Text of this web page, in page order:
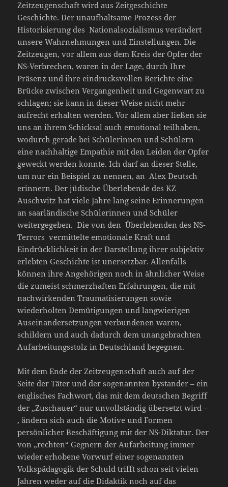
Zeitzeugenschaft wird aus Zeitgeschichte
Geschichte. Der unaufhaltsame Prozess der
Historisierung des Nationalsozialismus verändert
unsere Wahrnehmungen und Einstellungen. Die
Zeitzeugen, vor allem aus dem Kreis der Opfer der
NS-Verbrechen, waren in der Lage, durch Ihre
Präsenz und ihre eindrucksvollen Berichte eine
Brücke zwischen Vergangenheit und Gegenwart zu
schlagen; sie kann in dieser Weise nicht mehr
aufrecht erhalten werden. Vor allem aber ließen sie
uns an ihrem Schicksal auch emotional teilhaben,
wodurch gerade bei Schülerinnen und Schülern
eine nachhaltige Empathie mit den Leiden der Opfer
geweckt werden konnte. Ich darf an dieser Stelle,
um nur ein Beispiel zu nennen, an Alex Deutsch
erinnern. Der jüdische Überlebende des KZ
Auschwitz hat viele Jahre lang seine Erinnerungen
an saarländische Schülerinnen und Schüler
weitergegeben. Die von den Überlebenden des NS-
Terrors vermittelte emotionale Kraft und
Eindrücklichkeit in der Darstellung ihrer subjektiv
erlebten Geschichte ist unersetzbar. Allenfalls
können ihre Angehörigen noch in ähnlicher Weise
die zumeist schmerzhaften Erfahrungen, die mit
nachwirkenden Traumatisierungen sowie
wiederholten Demütigungen und langwierigen
Auseinandersetzungen verbundenen waren,
schildern und auch dadurch dem unangebrachten
Aufarbeitungsstolz in Deutschland begegnen.
Mit dem Ende der Zeitzeugenschaft auch auf der
Seite der Täter und der sogenannten bystander – ein
englisches Fachwort, das mit dem deutschen Begriff
der „Zuschauer“ nur unvollständig übersetzt wird –
, ändern sich auch die Motive und Formen
persönlicher Beschäftigung mit der NS-Diktatur. Der
von „rechten“ Gegnern der Aufarbeitung immer
wieder erhobene Vorwurf einer sogenannten
Volkspädagogik der Schuld trifft schon seit vielen
Jahren weder auf die Didaktik noch auf das